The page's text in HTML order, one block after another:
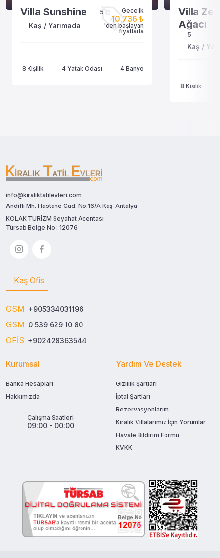
Villa Sunshine 5
Kaş / Yarımada
Gecelik
10.736 ₺
'den başlayan
fiyatlarla
8 Kişilik 4 Yatak Odası 4 Banyo
Villa
Ağacı
5
Kaş /
8 Kişilik
Kurumsal
Banka Hesapları
Hakkımızda
Çalışma Saatleri
09:00 - 00:00
Yardım Ve Destek
Gizlilik Şartları
İptal Şartları
Rezervasyonlarım
Kiralık Villalarımız İçin Yorumlar
Havale Bildirim Formu
KVKK
info@kiraliktatilevleri.com
Andifli Mh. Hastane Cad. No:16/A Kaş-Antalya
KOLAK TURİZM Seyahat Acentası
Türsab Belge No : 12076
Kaş Ofis
+905334031196
GSM
0 539 629 10 80
GSM
+902428363544
OFİS